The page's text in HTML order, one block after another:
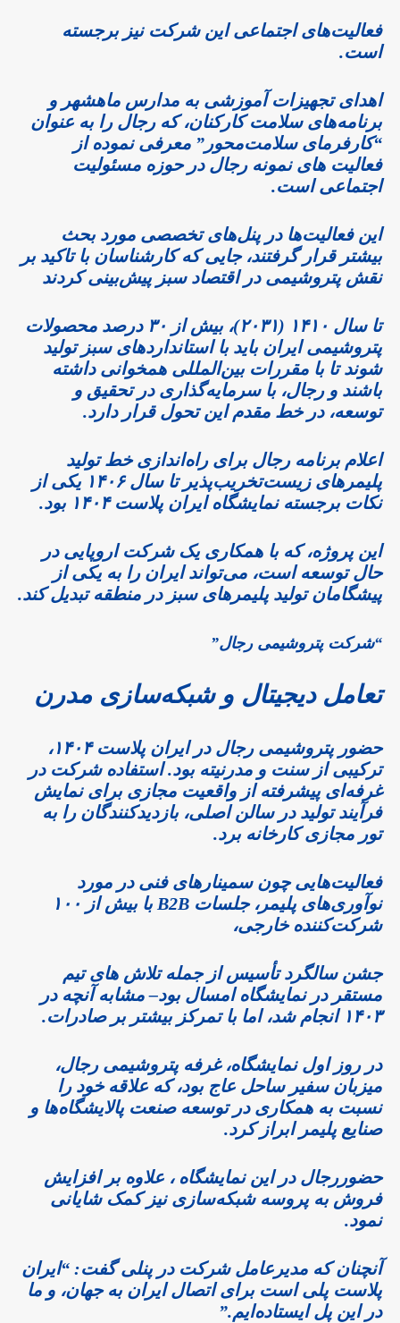
فعالیت‌های اجتماعی این شرکت نیز برجسته
است.
اهدای تجهیزات آموزشی به مدارس ماهشهر و
برنامه‌های سلامت کارکنان، که رجال را به عنوان
“کارفرمای سلامت‌محور” معرفی نموده از
فعالیت های نمونه رجال در حوزه مسئولیت
اجتماعی است.
این فعالیت‌ها در پنل‌های تخصصی مورد بحث
بیشتر قرار گرفتند، جایی که کارشناسان با تاکید بر
نقش پتروشیمی در اقتصاد سبز پیش‌بینی کردند
تا سال ۱۴۱۰ (۲۰۳۱)، بیش از ۳۰ درصد محصولات
پتروشیمی ایران باید با استانداردهای سبز تولید
شوند تا با مقررات بین‌المللی همخوانی داشته
باشند و رجال، با سرمایه‌گذاری در تحقیق و
توسعه، در خط مقدم این تحول قرار دارد.
اعلام برنامه رجال برای راه‌اندازی خط تولید
پلیمرهای زیست‌تخریب‌پذیر تا سال ۱۴۰۶ یکی از
نکات برجسته نمایشگاه ایران پلاست ۱۴۰۴ بود.
این پروژه، که با همکاری یک شرکت اروپایی در
حال توسعه است، می‌تواند ایران را به یکی از
پیشگامان تولید پلیمرهای سبز در منطقه تبدیل کند.
“شرکت پتروشیمی رجال”
تعامل دیجیتال و شبکه‌سازی مدرن
حضور پتروشیمی رجال در ایران پلاست ۱۴۰۴،
ترکیبی از سنت و مدرنیته بود. استفاده شرکت در
غرفه‌ای پیشرفته از واقعیت مجازی برای نمایش
فرآیند تولید در سالن‌ اصلی، بازدیدکنندگان را به
تور مجازی کارخانه برد.
فعالیت‌هایی چون سمینارهای فنی در مورد
نوآوری‌های پلیمر، جلسات B2B با بیش از ۱۰۰
شرکت‌کننده خارجی،
جشن سالگرد تأسیس از جمله تلاش های تیم
مستقر در نمایشگاه امسال بود– مشابه آنچه در
۱۴۰۳ انجام شد، اما با تمرکز بیشتر بر صادرات.
در روز اول نمایشگاه، غرفه پتروشیمی رجال،
میزبان سفیر ساحل عاج بود، که علاقه خود را
نسبت به همکاری در توسعه صنعت پالایشگاه‌ها و
صنایع پلیمر ابراز کرد.
حضوررجال در این نمایشگاه ، علاوه بر افزایش
فروش به پروسه شبکه‌سازی نیز کمک شایانی
نمود.
آنچنان که مدیرعامل شرکت در پنلی گفت: “ایران
پلاست پلی است برای اتصال ایران به جهان، و ما
در این پل ایستاده‌ایم.”